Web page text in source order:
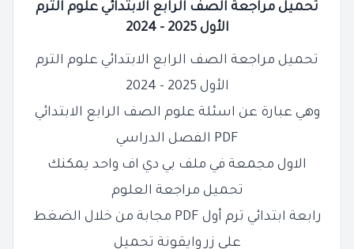
تحميل مراجعة الصف الرابع الابتدائي علوم الترم
الأول 2025 - 2024
تحميل مراجعة الصف الرابع الابتدائي علوم الترم
الأول 2025 - 2024
وهي عبارة عن اسئلة علوم الصف الرابع الابتدائي
PDF الفصل الدراسي
الاول مجمعة في ملف بي دي اف واحد يمكنك
تحميل مراجعة العلوم
رابعة ابتدائي ترم أول PDF مجابة من خلال الضغط
على زر وايقونة تحميل